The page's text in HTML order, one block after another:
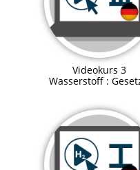
Videokurs 3
Wasserstoff :